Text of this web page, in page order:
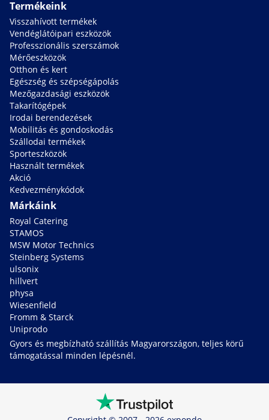
Termékeink
Visszahívott termékek
Vendéglátóipari eszközök
Professzionális szerszámok
Mérőeszközök
Otthon és kert
Egészség és szépségápolás
Mezőgazdasági eszközök
Takarítógépek
Irodai berendezések
Mobilitás és gondoskodás
Szállodai termékek
Sporteszközök
Használt termékek
Akció
Kedvezménykódok
Márkáink
Royal Catering
STAMOS
MSW Motor Technics
Steinberg Systems
ulsonix
hillvert
physa
Wiesenfield
Fromm & Starck
Uniprodo
Gyors és megbízható szállítás Magyarországon, teljes körű
támogatással minden lépésnél.